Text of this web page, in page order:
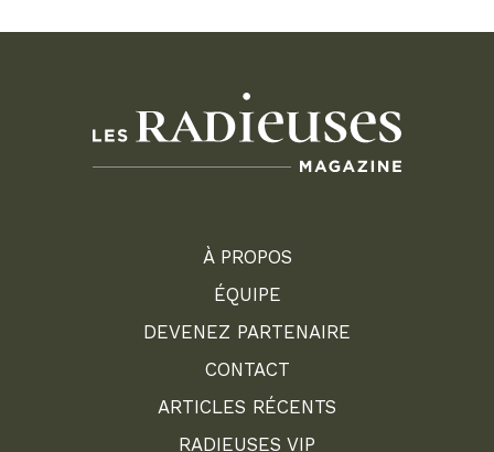
À PROPOS
ÉQUIPE
DEVENEZ PARTENAIRE
CONTACT
ARTICLES RÉCENTS
RADIEUSES VIP